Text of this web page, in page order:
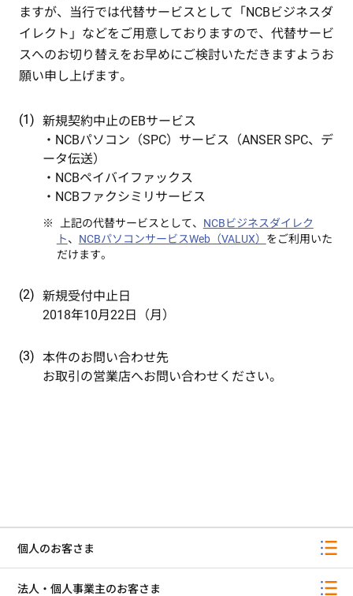
ますが、当行では代替サービスとして「NCBビジネスダ
イレクト」などをご用意しておりますので、代替サービ
スへのお切り替えをお早めにご検討いただきますようお
願い申し上げます。
新規契約中止のEBサービス
・NCBパソコン（SPC）サービス（ANSER SPC、デ
ータ伝送）
・NCBペイバイファックス
・NCBファクシミリサービス
上記の代替サービスとして、 NCBビジネスダイレク
ト、 NCBパソコンサービスWeb（VALUX） をご利用いた
だけます。
新規受付中止日
2018年10月22日（月）
本件のお問い合わせ先
お取引の営業店へお問い合わせください。
個人のお客さま
法人・個人事業主のお客さま